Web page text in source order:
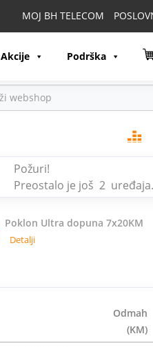
MOJ BH TELECOM
Akcije Podrška
Požuri!
Preostalo je još 2 uređaja.
Poklon Ultra dopuna 7x20KM
Detalji
Odmah
(KM)